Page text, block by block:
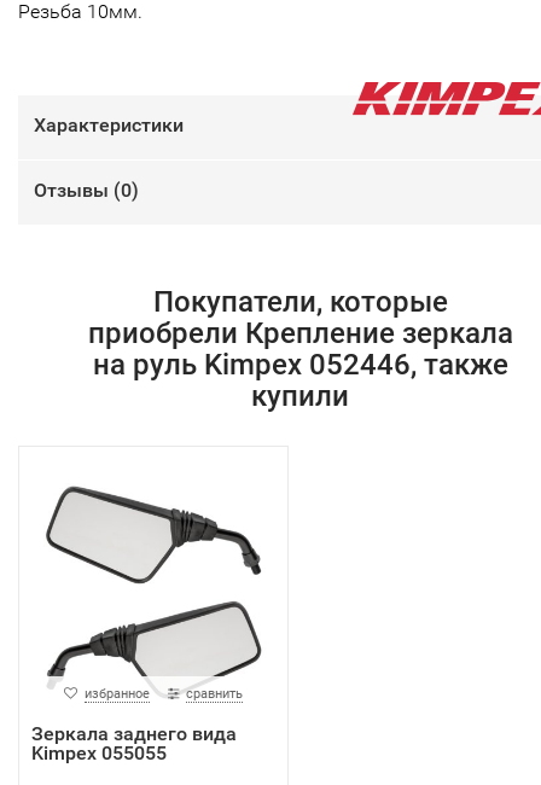
Резьба 10мм.
Характеристики
Отзывы (0)
Покупатели, которые
приобрели Крепление зеркала
на руль Kimpex 052446, также
купили
избранное сравнить
Зеркала заднего вида
Kimpex 055055